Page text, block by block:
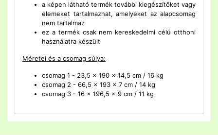
a képen látható termék további kiegészítőket vagy
elemeket tartalmazhat, amelyeket az alapcsomag
nem tartalmaz
ez a termék csak nem kereskedelmi célú otthoni
használatra készült
Méretei és a csomag súlya:
csomag 1 - 23,5 x 190 x 14,5 cm / 16 kg
csomag 2 - 66,5 x 193 x 7 cm / 14 kg
csomag 3 - 16 x 196,5 x 9 cm / 11 kg